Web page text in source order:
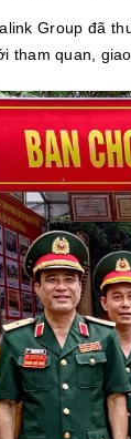
Group đã
quan,